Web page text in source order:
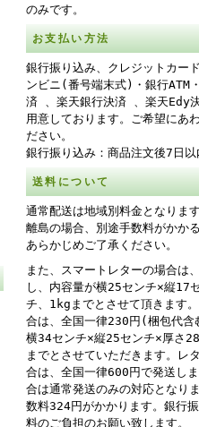
のみです。
お支払い方法
銀行振り込み、クレジットカー
ンビニ(番号端末式)・銀行ATM
済 、楽天銀行決済 、楽天Edy
用意しております。ご希望にあ
ださい。
銀行振り込み：商品注文後7日以
送料について
通常配送は地域別料金となりま
離島の場合、別途手数料がかか
あらかじめご了承ください。
また、スマートレターの場合は
し、内容量が横25センチ×縦17
チ、1kgまでとさせて頂きます
合は、全国一律230円(梱包代含
横34センチ×縦25センチ×厚さ
までとさせていただきます。レ
合は、全国一律600円で発送し
合は通常発送のみの対応となり
数料324円がかかります。銀行
料のご負担のお願い致します。